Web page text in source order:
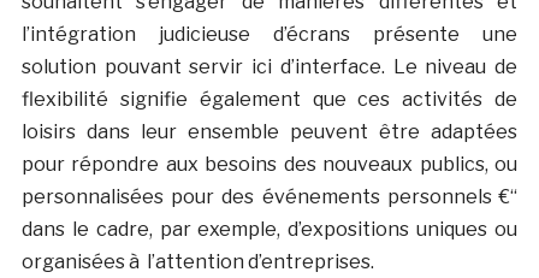
l’intégration judicieuse d’écrans présente une
solution pouvant servir ici d’interface. Le niveau de
flexibilité signifie également que ces activités de
loisirs dans leur ensemble peuvent être adaptées
pour répondre aux besoins des nouveaux publics, ou
personnalisées pour des événements personnels €“
dans le cadre, par exemple, d’expositions uniques ou
organisées à l’attention d’entreprises.